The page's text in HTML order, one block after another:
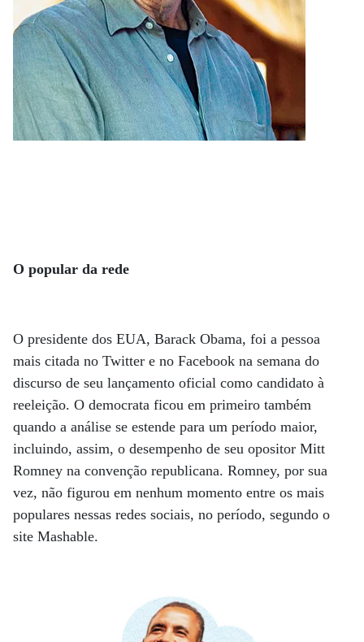
O popular da rede
O presidente dos EUA, Barack Obama, foi a pessoa
mais citada no Twitter e no Facebook na semana do
discurso de seu lançamento oficial como candidato à
reeleição. O democrata ficou em primeiro também
quando a análise se estende para um período maior,
incluindo, assim, o desempenho de seu opositor Mitt
Romney na convenção republicana. Romney, por sua
vez, não figurou em nenhum momento entre os mais
populares nessas redes sociais, no período, segundo o
site Mashable.